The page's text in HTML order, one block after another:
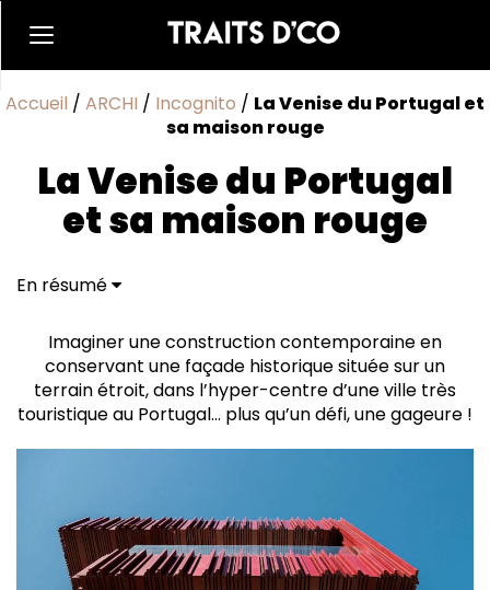
Accueil / ARCHI / Incognito / La Venise du Portugal et
sa maison rouge
La Venise du Portugal
et sa maison rouge
En résumé
Le CLT : un pari audacieux
Imaginer une construction contemporaine en
conservant une façade historique située sur un
terrain étroit, dans l’hyper-centre d’une ville très
touristique au Portugal… plus qu’un défi, une gageure !